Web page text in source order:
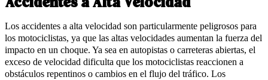
Accidentes a Alta Velocidad
Los accidentes a alta velocidad son particularmente peligrosos para
los motociclistas, ya que las altas velocidades aumentan la fuerza del
impacto en un choque. Ya sea en autopistas o carreteras abiertas, el
exceso de velocidad dificulta que los motociclistas reaccionen a
obstáculos repentinos o cambios en el flujo del tráfico. Los